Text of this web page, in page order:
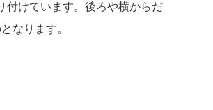
付けています。後ろや横からだ
なります。